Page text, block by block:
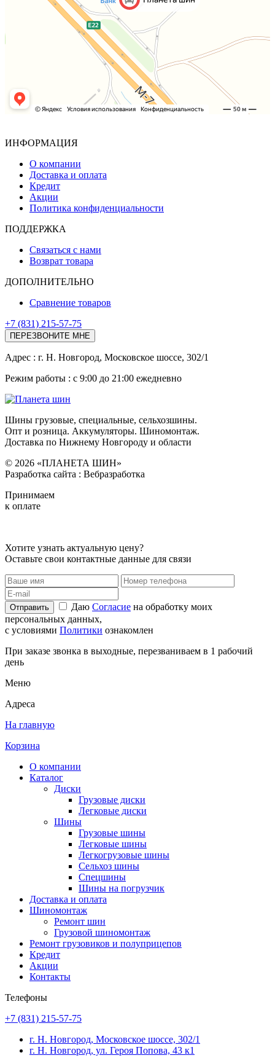
ИНФОРМАЦИЯ
О компании
Доставка и оплата
Кредит
Акции
Политика конфиденциальности
ПОДДЕРЖКА
Связаться с нами
Возврат товара
ДОПОЛНИТЕЛЬНО
Сравнение товаров
+7 (831) 215-57-75
ПЕРЕЗВОНИТЕ МНЕ
Адреc : г. Н. Новгород, Московское шоссе, 302/1
Режим работы : с 9:00 до 21:00 ежедневно
Шины грузовые, специальные, сельхозшины.
Опт и розница. Аккумуляторы. Шиномонтаж.
Доставка по Нижнему Новгороду и области
© 2026 «ПЛАНЕТА ШИН»
Разработка сайта : Вебразработка
Принимаем
к оплате
Хотите узнать актуальную цену?
Оставьте свои контактные данные для связи
Отправить Даю Согласие на обработку моих
персональных данных,
с условиями Политики ознакомлен
При заказе звонка в выходные, перезваниваем в 1 рабочий
день
Меню
Адреса
На главную
Корзина
О компании
Каталог
Диски
Грузовые диски
Легковые диски
Шины
Грузовые шины
Легковые шины
Легкогрузовые шины
Сельхоз шины
Спецшины
Шины на погрузчик
Доставка и оплата
Шиномонтаж
Ремонт шин
Грузовой шиномонтаж
Ремонт грузовиков и полуприцепов
Кредит
Акции
Контакты
Телефоны
+7 (831) 215-57-75
г. Н. Новгород, Московское шоссе, 302/1
г. Н. Новгород, ул. Героя Попова, 43 к1